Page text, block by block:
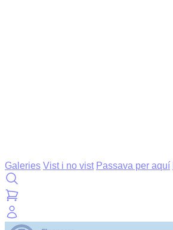
Galeries Vist i no vist Passava per aquí